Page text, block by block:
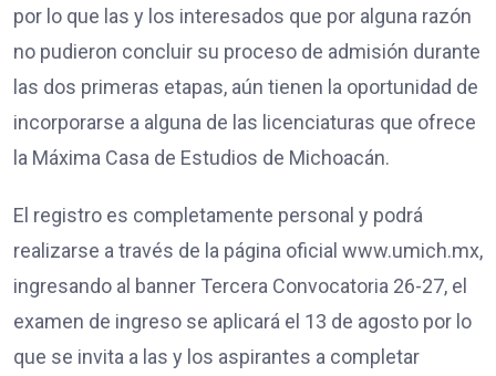
por lo que las y los interesados que por alguna razón
no pudieron concluir su proceso de admisión durante
las dos primeras etapas, aún tienen la oportunidad de
incorporarse a alguna de las licenciaturas que ofrece
la Máxima Casa de Estudios de Michoacán.
El registro es completamente personal y podrá
realizarse a través de la página oficial www.umich.mx,
ingresando al banner Tercera Convocatoria 26-27, el
examen de ingreso se aplicará el 13 de agosto por lo
que se invita a las y los aspirantes a completar